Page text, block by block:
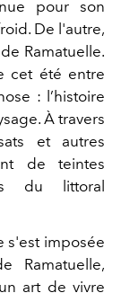
pour son
De l'autre,
Ramatuelle.
cet été entre
: l’histoire
À travers
et autres
de teintes
du littoral
s'est imposée
Ramatuelle,
art de vivre